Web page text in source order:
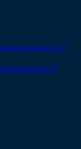
4-57